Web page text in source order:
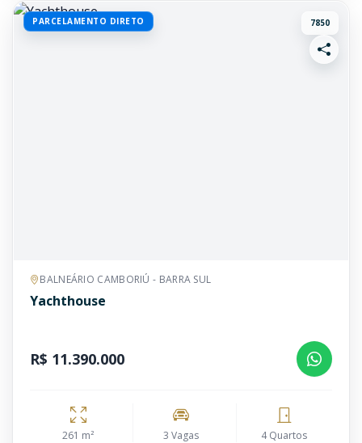
PARCELAMENTO DIRETO 7850
BALNEÁRIO CAMBORIÚ - BARRA SUL
Yachthouse
R$ 11.390.000
261 m² 3 Vagas 4 Quartos